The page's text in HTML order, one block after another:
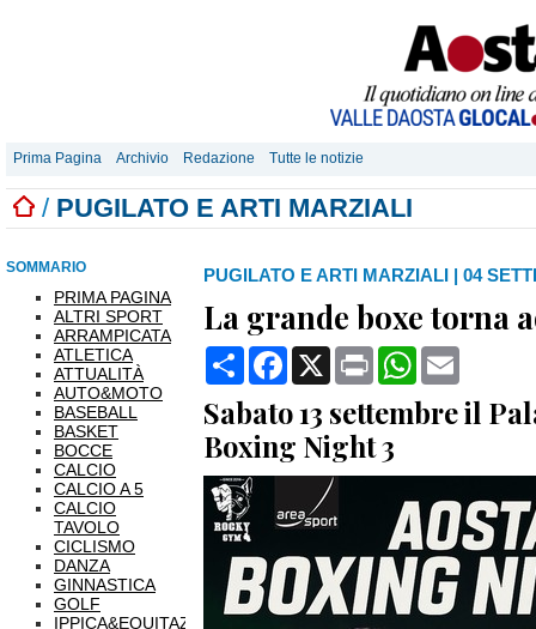
Prima Pagina Archivio Redazione Tutte le notizie
/ PUGILATO E ARTI MARZIALI
SOMMARIO
PRIMA PAGINA
ALTRI SPORT
ARRAMPICATA
ATLETICA
ATTUALITÀ
AUTO&MOTO
BASEBALL
BASKET
BOCCE
CALCIO
CALCIO A 5
CALCIO
TAVOLO
CICLISMO
DANZA
GINNASTICA
GOLF
IPPICA&EQUITAZIONE
PUGILATO E ARTI MARZIALI | 04
La grande boxe torna
CondividiFacebook
X Print WhatsApp
Sabato 13 settembre il
Boxing Night 3